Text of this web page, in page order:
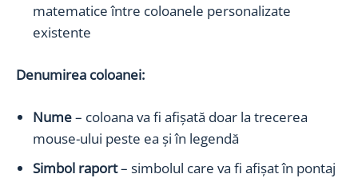
matematice între coloanele personalizate
existente
Denumirea coloanei:
Nume– coloana va fi afișată doar la trecerea
mouse-ului peste ea și în legendă
Simbol raport– simbolul care va fi afișat în pontaj